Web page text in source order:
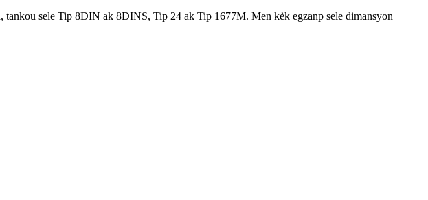
sele Tip 8DIN ak 8DINS, Tip 24 ak Tip 1677M. Men kèk egzanp sele dimansyon